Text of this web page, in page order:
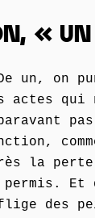
«
un, on
actes qui
la
permis. Et
des